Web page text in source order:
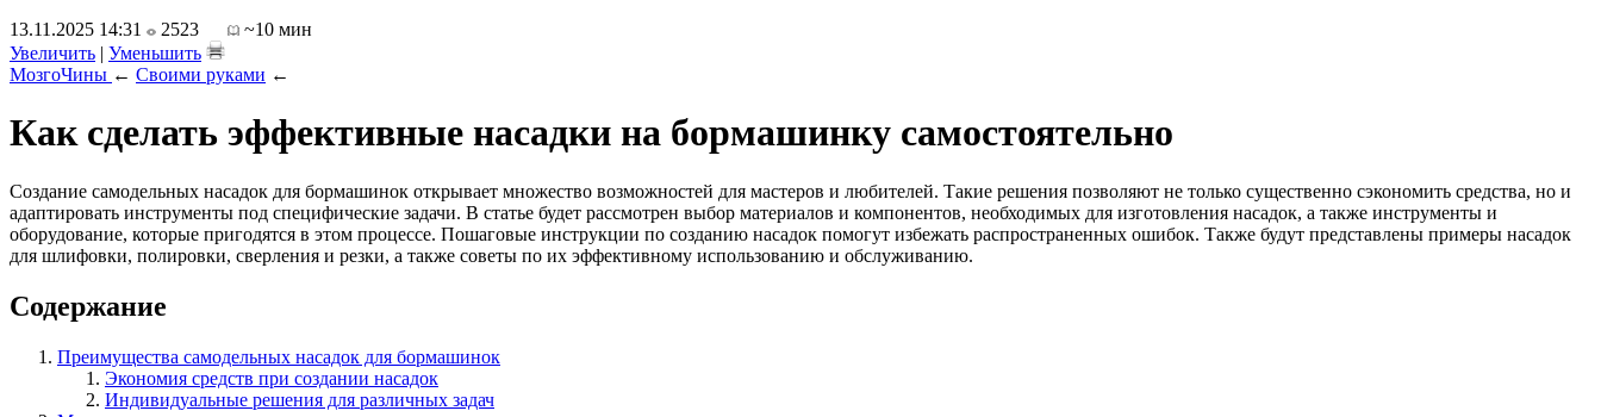
13.11.2025 14:31
2523
~10 мин
Увеличить | Уменьшить
МозгоЧины ← Своими руками ←
Как сделать эффективные насадки на бормашинку самостоятельно
Создание самодельных насадок для бормашинок открывает множество возможностей для мастеров и любителей. Такие решения позволяют не только существенно сэкономить средства, но и
адаптировать инструменты под специфические задачи. В статье будет рассмотрен выбор материалов и компонентов, необходимых для изготовления насадок, а также инструменты и
оборудование, которые пригодятся в этом процессе. Пошаговые инструкции по созданию насадок помогут избежать распространенных ошибок. Также будут представлены примеры насадок
для шлифовки, полировки, сверления и резки, а также советы по их эффективному использованию и обслуживанию.
Содержание
Преимущества самодельных насадок для бормашинок
Экономия средств при создании насадок
Индивидуальные решения для различных задач